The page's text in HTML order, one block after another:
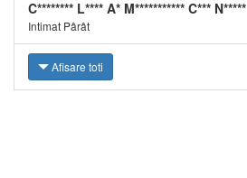
C******** L**** A* M*********** C*** N*****
Intimat Pârât
Afisare toti